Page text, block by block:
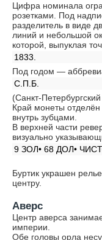
Цифра номинала
розетками. Под
разделитель в виде
линий и небольшой
которой, выпуклая
1833.
Под годом —
С.П.Б.
(Санкт-
Край монеты
внутрь зубцами.
В верхней части
визуально
9 ЗОЛ• 68 ДОЛ•
Буртик украшен
центру.
Аверс
Центр аверса
империи.
Обе головы орла